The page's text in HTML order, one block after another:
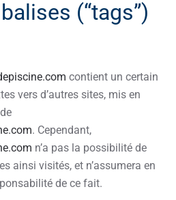
(“tags”)
contient un certain
vers d’autres sites, mis en
. Cependant,
n’a pas la possibilité de
ainsi visités, et n’assumera en
de ce fait.